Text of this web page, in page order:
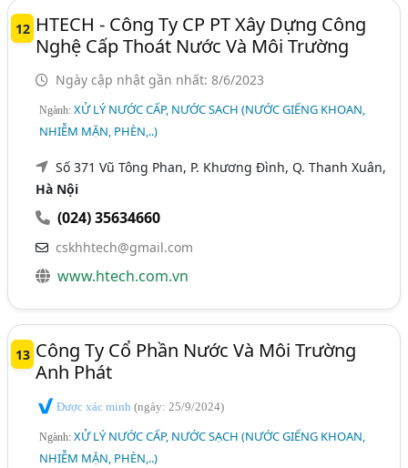
12 HTECH - Công Ty CP PT Xây Dựng Công
Nghệ Cấp Thoát Nước Và Môi Trường
Ngày cập nhật gần nhất: 8/6/2023
Ngành:XỬ LÝ NƯỚC CẤP, NƯỚC SẠCH (NƯỚC GIẾNG KHOAN,
NHIỄM MẶN, PHÈN,..)
Số 371 Vũ Tông Phan, P. Khương Đình, Q. Thanh Xuân,
Hà Nội
(024) 35634660
cskhhtech@gmail.com
www.htech.com.vn
13 Công Ty Cổ Phần Nước Và Môi Trường
Anh Phát
Được xác minh(ngày: 25/9/2024)
Ngành:XỬ LÝ NƯỚC CẤP, NƯỚC SẠCH (NƯỚC GIẾNG KHOAN,
NHIỄM MẶN, PHÈN,..)